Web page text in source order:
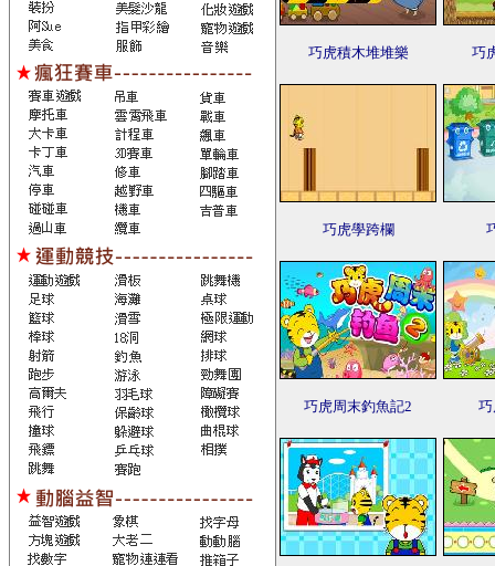
巧虎積木堆堆樂 巧
巧虎學跨欄
巧虎周末釣魚記2